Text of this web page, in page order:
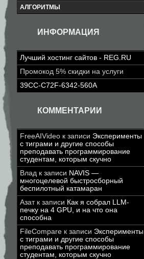
АЛГОРИТМЫ
ИНФОРМАЦИЯ
Лучший хостинг сайтов - REG.RU
Промокод 5% скидки на услуги
39CC-C72F-6342-560A
КОММЕНТАРИИ
FreeAIVideo к записи Эксперименты
с тиграми и другие способы
преподавать программирование
студентам, которым скучно
Влад к записи NAVIS —
многоцелевой быстросборный
беспилотный катамаран
Азатк записи Как я собрал LLM-
печку на 4 GPU, и на что она
способна
FileCompare к записи Эксперименты
с тиграми и другие способы
преподавать программирование
студентам, которым скучно